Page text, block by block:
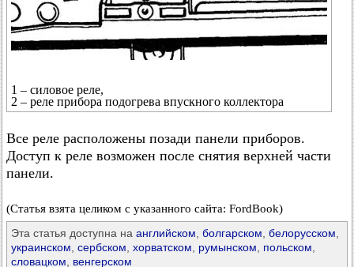
1 – силовое реле,
2 – реле прибора подогрева впускного коллектора
Все реле расположены позади панели приборов.
Доступ к реле возможен после снятия верхней части
панели.
(Статья взята целиком с указанного сайта: FordBook)
Эта статья доступна на английском болгарском белорусском
украинском сербском хорватском румынском польском
словацком
венгерском